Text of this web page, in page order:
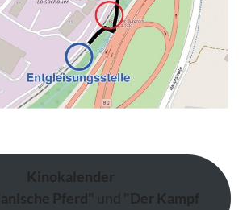
Kinokalender
Pferd" und "Der Kampf